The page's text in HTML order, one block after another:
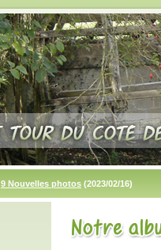
9 Nouvelles photos (2023/02/16)